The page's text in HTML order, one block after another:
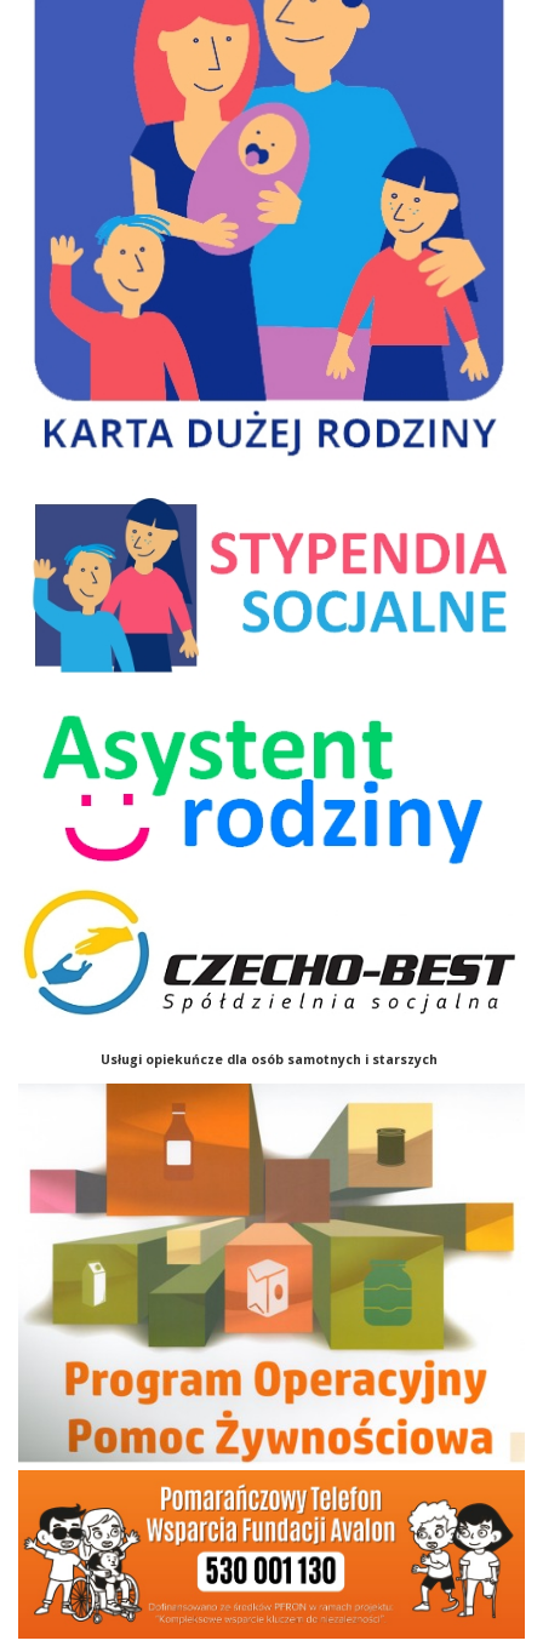
Usługi opiekuńcze dla osób samotnych i starszych